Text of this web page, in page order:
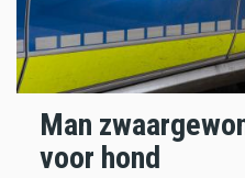
Man
voor hond